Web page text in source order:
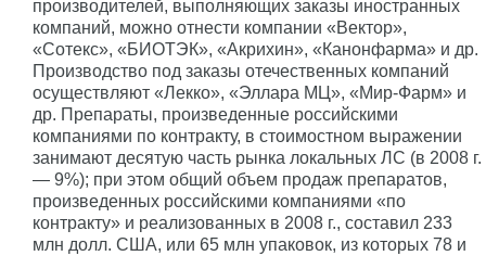
производителей, выполняющих заказы иностранных
компаний, можно отнести компании «Вектор»,
«Сотекс», «БИОТЭК», «Акрихин», «Канонфарма» и др.
Производство под заказы отечественных компаний
осуществляют «Лекко», «Эллара МЦ», «Мир-Фарм» и
др. Препараты, произведенные российскими
компаниями по контракту, в стоимостном выражении
занимают десятую часть рынка локальных ЛС (в 2008 г.
— 9%); при этом общий объем продаж препаратов,
произведенных российскими компаниями «по
контракту» и реализованных в 2008 г., составил 233
млн долл. США, или 65 млн упаковок, из которых 78 и